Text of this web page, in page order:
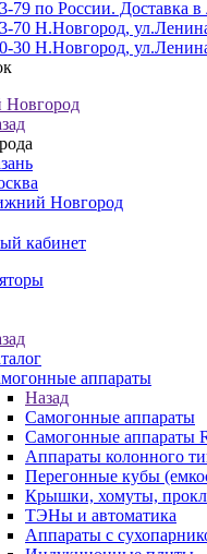
79 по России. Доставка
70 Н.Новгород,
30 Н.Новгород,
Новгород
кабинет
аппараты
Назад
Самогонные аппараты
Самогонные аппараты
Аппараты колонного
Перегонные кубы
Крышки, хомуты,
ТЭНы и автоматика
Аппараты с